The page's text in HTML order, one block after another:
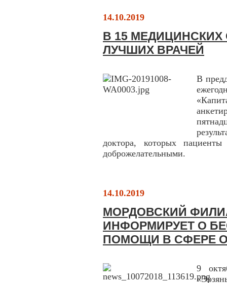
14.10.2019
В 15
ЛУЧШИХ ВРАЧЕЙ
В
доктора, которых
доброжелательными.
14.10.2019
МОРДОВСКИЙ
ИНФОРМИРУЕТ О
ПОМОЩИ В СФЕРЕ
9